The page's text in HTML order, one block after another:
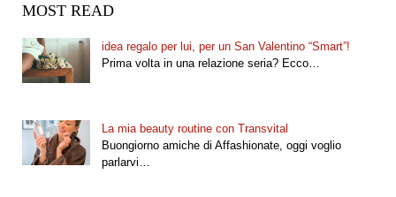
MOST READ
idea regalo per lui, per un San Valentino “Smart”!
Prima volta in una relazione seria? Ecco…
La mia beauty routine con Transvital
Buongiorno amiche di Affashionate, oggi voglio
parlarvi…